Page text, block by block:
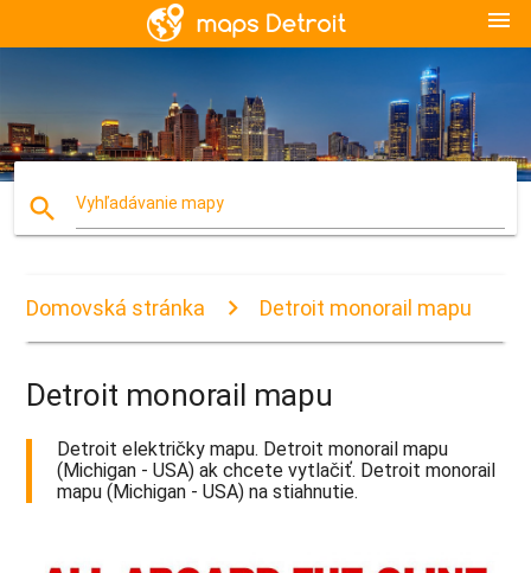
menu
search Vyhľadávanie mapy
Domovská stránka Detroit monorail mapu
Detroit monorail mapu
Detroit električky mapu. Detroit monorail mapu
(Michigan - USA) ak chcete vytlačiť. Detroit monorail
mapu (Michigan - USA) na stiahnutie.